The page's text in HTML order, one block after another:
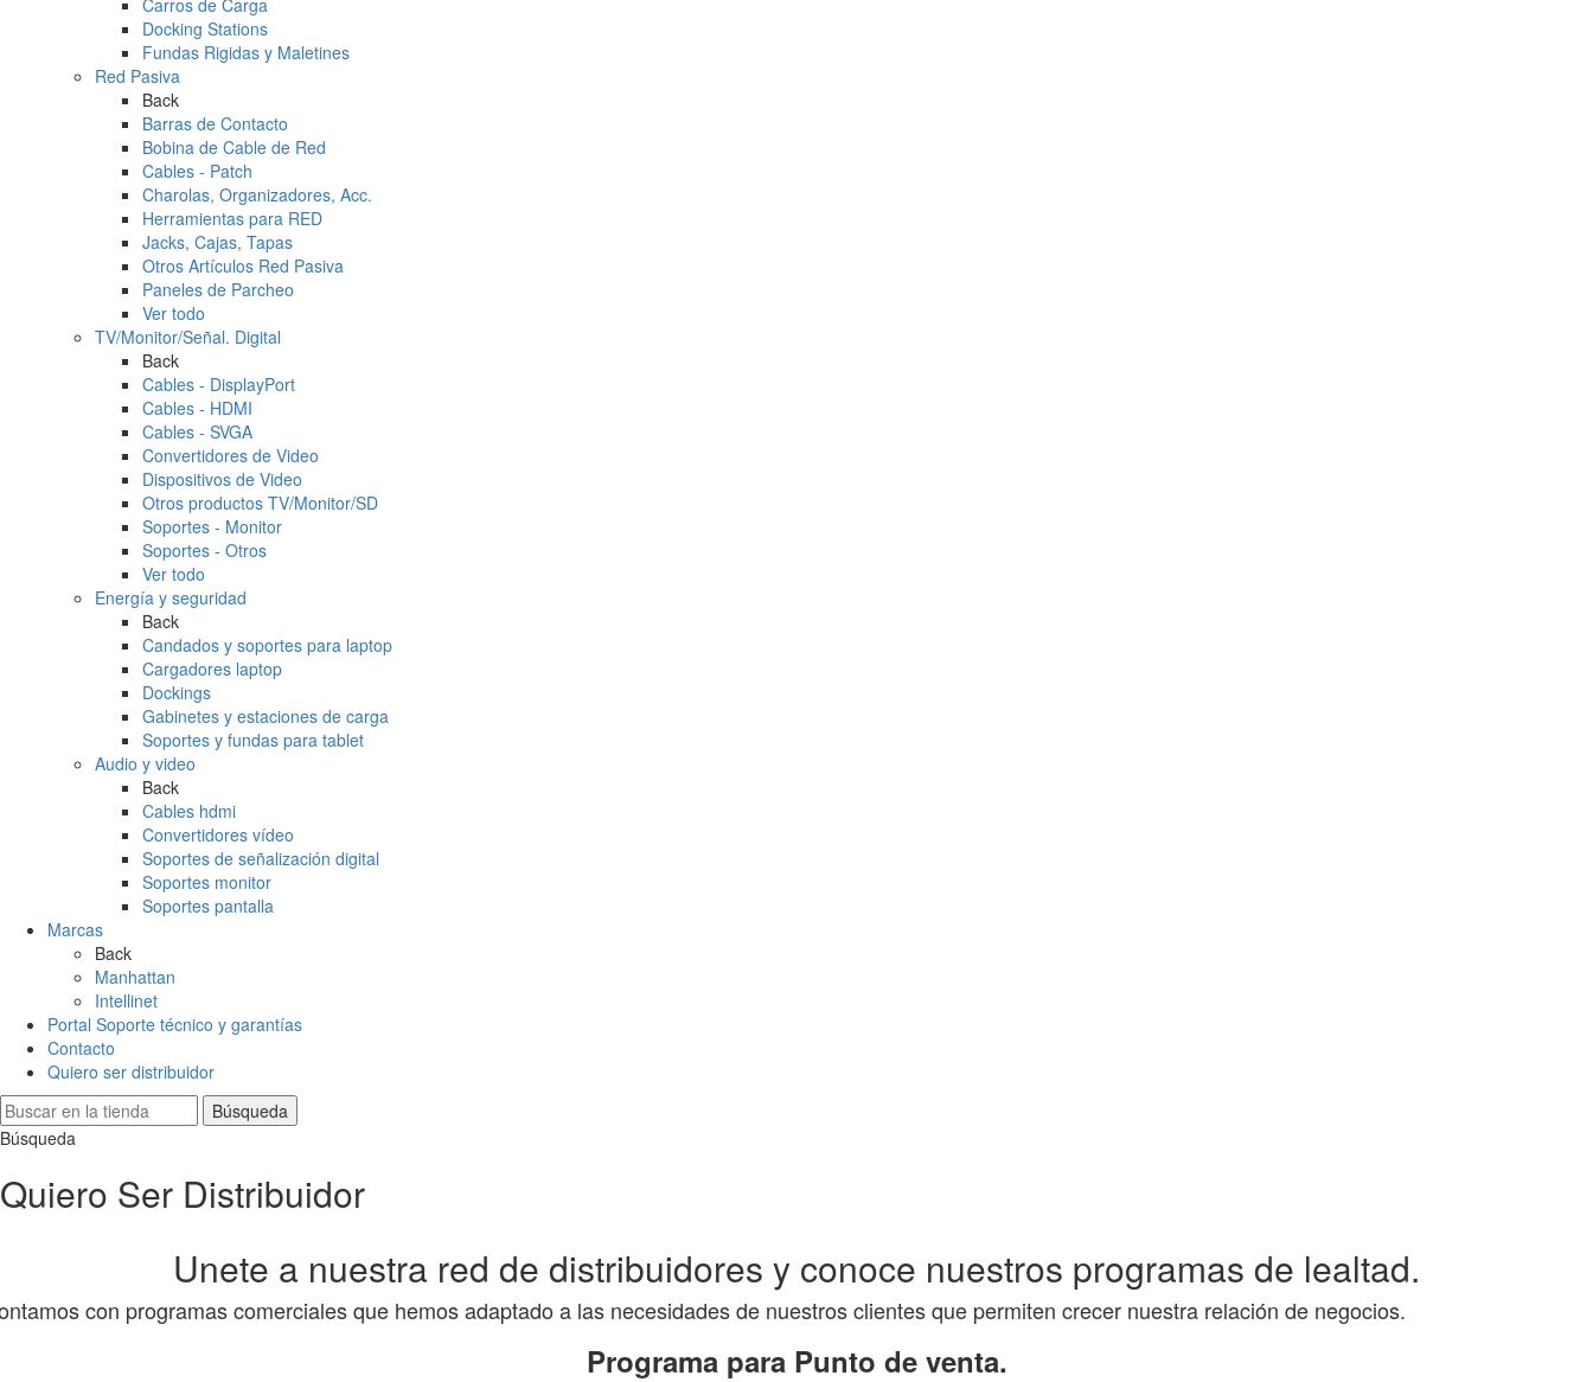
Carros de Carga
Docking Stations
Fundas Rigidas y Maletines
Red Pasiva
Back
Barras de Contacto
Bobina de Cable de Red
Cables - Patch
Charolas, Organizadores, Acc.
Herramientas para RED
Jacks, Cajas, Tapas
Otros Artículos Red Pasiva
Paneles de Parcheo
Ver todo
TV/Monitor/Señal. Digital
Back
Cables - DisplayPort
Cables - HDMI
Cables - SVGA
Convertidores de Video
Dispositivos de Video
Otros productos TV/Monitor/SD
Soportes - Monitor
Soportes - Otros
Ver todo
Energía y seguridad
Back
Candados y soportes para laptop
Cargadores laptop
Dockings
Gabinetes y estaciones de carga
Soportes y fundas para tablet
Audio y video
Back
Cables hdmi
Convertidores vídeo
Soportes de señalización digital
Soportes monitor
Soportes pantalla
Marcas
Back
Manhattan
Intellinet
Portal Soporte técnico y garantías
Contacto
Quiero ser distribuidor
Búsqueda
Búsqueda
Quiero Ser Distribuidor
Unete a nuestra red de distribuidores y conoce nuestros programas de lealtad.
con programas comerciales que hemos adaptado a las necesidades de nuestros clientes que permiten crecer nuestra relación de negocios.
Programa para Punto de venta.